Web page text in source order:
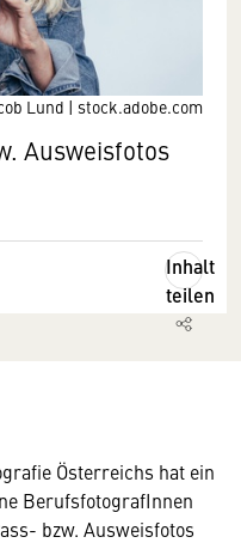
Lund | stock.adobe.com
Ausweisfotos
Inhalt
teilen
Österreichs hat ein
BerufsfotografInnen
bzw. Ausweisfotos